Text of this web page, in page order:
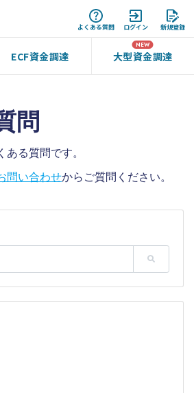
よくある質問 ログイン 新規登録
ECF資金調達 大型資金調達
問
る質問です。
問い合わせからご質問ください。